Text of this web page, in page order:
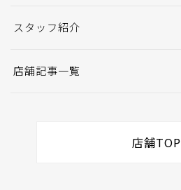
スタッフ紹介
店舗記事一覧
店舗TOP